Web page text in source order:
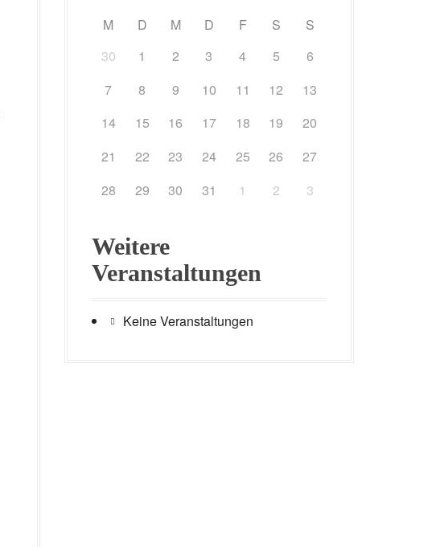
M D M D F S
S
30
1 2 3 4 5
6
7
8 9 10 11 12
13
14
15 16 17 18 19
20
21
22 23 24 25 26
27
28
29 30 31 1 2 3
Weitere
Veranstaltungen
Keine Veranstaltungen